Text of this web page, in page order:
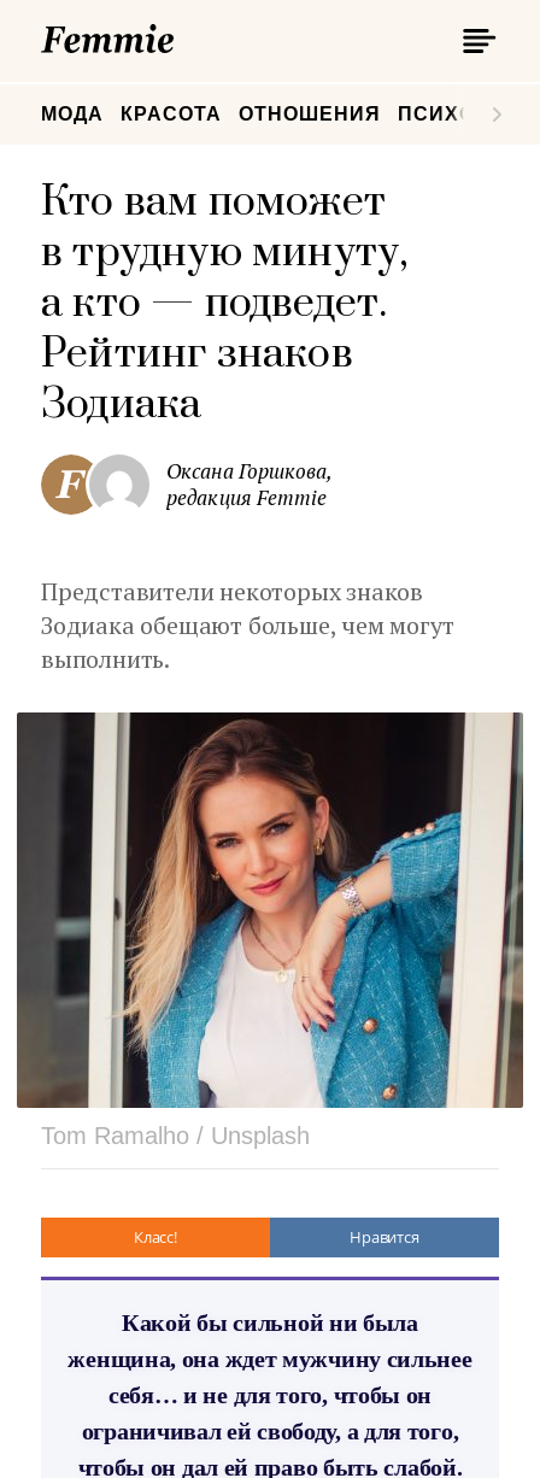
МОДА КРАСОТА ОТНОШЕНИЯ
Кто вам поможет
в трудную минуту,
а кто — подведет.
Рейтинг знаков
Зодиака
Оксана Горшкова,
редакция Femmie
Представители некоторых знаков
Зодиака обещают больше, чем могут
выполнить.
Tom Ramalho / Unsplash
Класс! Нравится
Какой бы сильной ни была
женщина, она ждет мужчину сильнее
себя… и не для того, чтобы он
ограничивал ей свободу, а для того,
чтобы он дал ей право быть слабой.